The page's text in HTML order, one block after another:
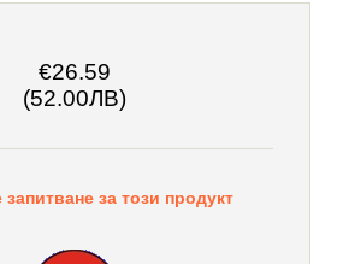
€26.59
(52.00ЛВ)
запитване за този продукт